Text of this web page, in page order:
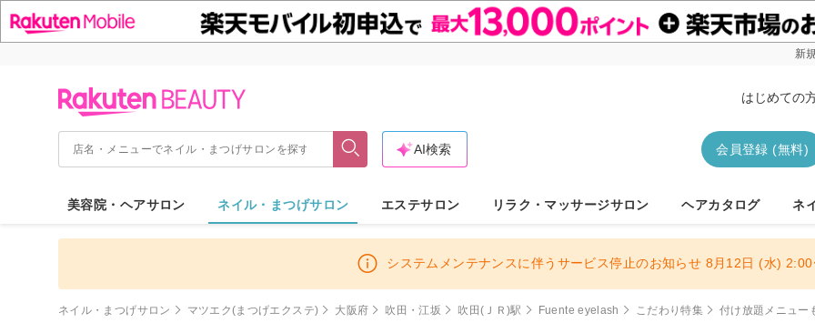
新
はじめての
会員登録 (無料)
AI検索
美容院・ヘアサロン ネイル・まつげサロン エステサロン リラク・マッサージサロン ヘアカタログ ネ
システムメンテナンスに伴うサービス停止のお知らせ 8月12日 (水)
ネイル・まつげサロン マツエク(まつげエクステ) 大阪府 吹田・江坂 吹田(ＪＲ)駅 Fuente eyelash こだわり特集 付け放題メニュー